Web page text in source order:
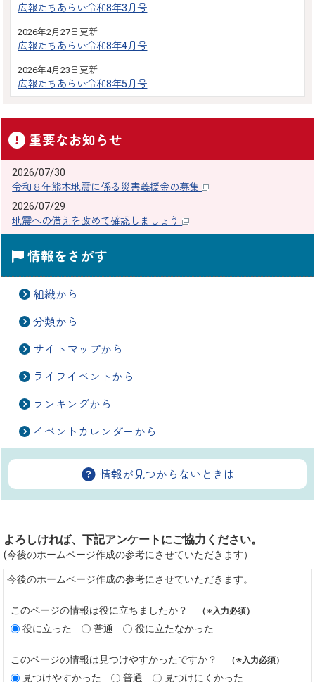
広報たちあらい令和8年3月号
2026年2月27日更新
広報たちあらい令和8年4月号
2026年4月23日更新
広報たちあらい令和8年5月号
重要なお知らせ
2026/07/30
令和８年熊本地震に係る災害義援金の募集
2026/07/29
地震への備えを改めて確認しましょう
情報をさがす
組織から
分類から
サイトマップから
ライフイベントから
ランキングから
イベントカレンダーから
情報が見つからないときは